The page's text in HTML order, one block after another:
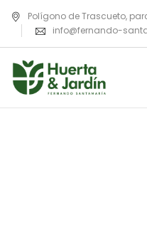
Polígono de Trascueto,
info@fernando-